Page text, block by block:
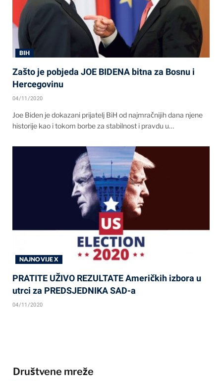
BIH
Zašto je pobjeda JOE BIDENA bitna za Bosnu i
Hercegovinu
04/11/2020
Joe Biden je dokazani prijatelj BiH od najmračnijih dana njene
historije kao i tokom borbe za stabilnost i pravdu u…
NAJNOVIJE X
PRATITE UŽIVO REZULTATE Američkih izbora u
utrci za PREDSJEDNIKA SAD-a
04/11/2020
Društvene mreže